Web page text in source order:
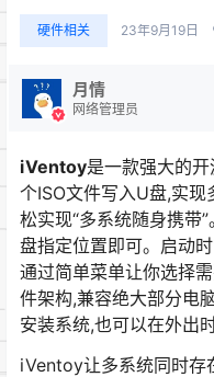
硬件相关 23年9月19日
月情
网络管理员
iVentoy是一款强大的
个ISO文件写入U盘,实
松实现“多系统随身携带
盘指定位置即可。启动
通过简单菜单让你选择
件架构,兼容绝大部分电
安装系统,也可以在外出
iVentoy让多系统同时存